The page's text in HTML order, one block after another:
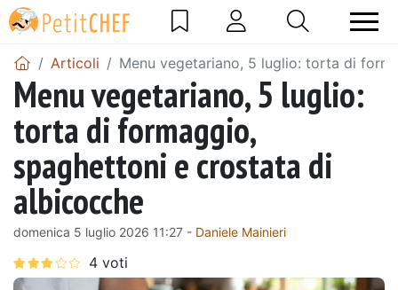
Articoli Menu vegetariano, 5 luglio: torta di
Menu vegetariano, 5 luglio:
torta di formaggio,
spaghettoni e crostata di
albicocche
domenica 5 luglio 2026 11:27 - Daniele Mainieri